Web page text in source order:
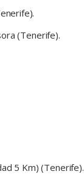
(Tenerife).
5 Km) (Tenerife).